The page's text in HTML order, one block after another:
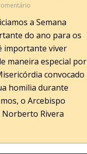
a Semana
do ano para os
importante viver
maneira especial por
convocado
homilia durante
o Arcebispo
Norberto Rivera